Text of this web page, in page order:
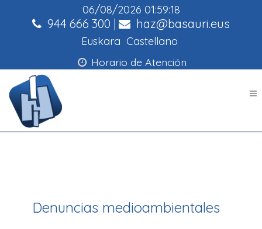
06/08/2026 01:59:18
944 666 300 | haz@basauri.eus
Euskara Castellano
Horario de Atención